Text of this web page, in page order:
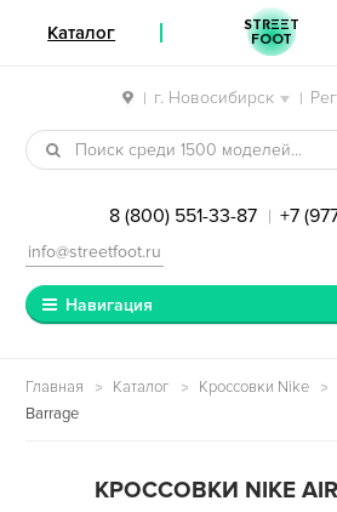
| г. Новосибирск |
Перейти к навигации
Перейти к содержимому
8 (800) 551-33-87 | +7
info@streetfoot.ru
Навигация
Главная Каталог Кроссовки Nike
Barrage
КРОССОВКИ NIKE AIR
Каталог STREET
FOOT